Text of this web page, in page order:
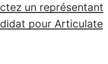
un représentant
pour Articulate